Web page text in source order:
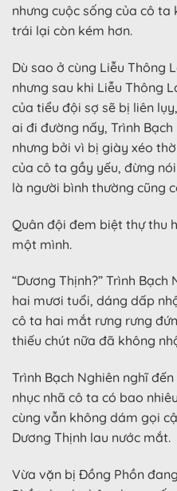
nhưng cuộc sống của cô ta
trái lại còn kém hơn.
Dù sao ở cùng Liễu Thông
nhưng sau khi Liễu Thông
của tiểu đội sợ sẽ bị liên
ai đi đường nấy, Trình
nhưng bởi vì bị giày xéo
của cô ta gầy yếu, đừng
là người bình thường cũng
Quân đội đem biệt thự thu
một mình.
“Dương Thịnh?” Trình
hai mươi tuổi, dáng dấp
cô ta hai mắt rưng rưng
thiếu chút nữa đã không
Trình Bạch Nghiên nghĩ
nhục nhã cô ta có bao
cùng vẫn không dám gọi
Dương Thịnh lau nước mắt.
Vừa vặn bị Đồng Phồn